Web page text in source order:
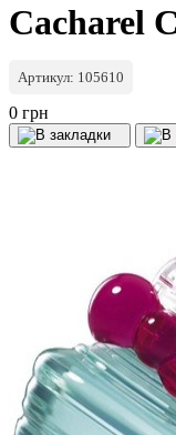
Cacharel
Артикул: 105610
0 грн